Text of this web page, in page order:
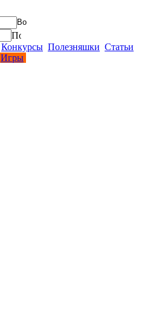
Конкурсы Полезняшки Статьи
Игры